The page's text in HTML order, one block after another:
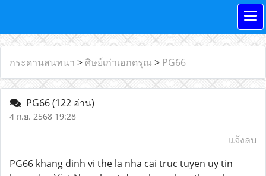
กระดานสนทนา > ศิษย์เก่าเอกดรุณ > PG66
PG66(122 อ่าน)
4 ก.ย. 2568 19:28
แจ้งลบ
PG66 khang đinh vi the la nha cai truc tuyen uy tin